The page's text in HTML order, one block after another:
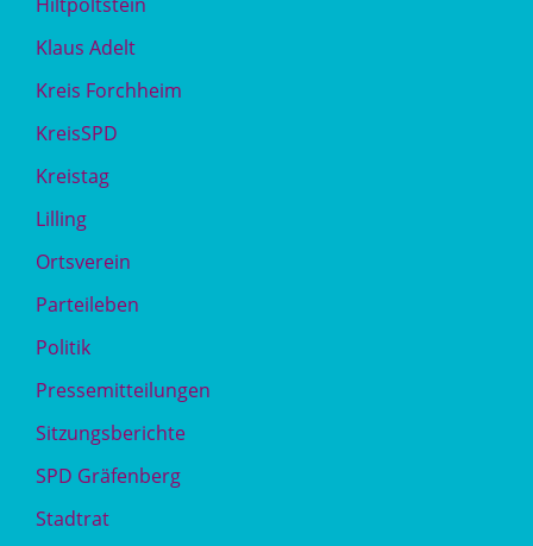
Klaus Adelt
Kreis Forchheim
KreisSPD
Kreistag
Lilling
Ortsverein
Parteileben
Politik
Pressemitteilungen
Sitzungsberichte
SPD Gräfenberg
Stadtrat